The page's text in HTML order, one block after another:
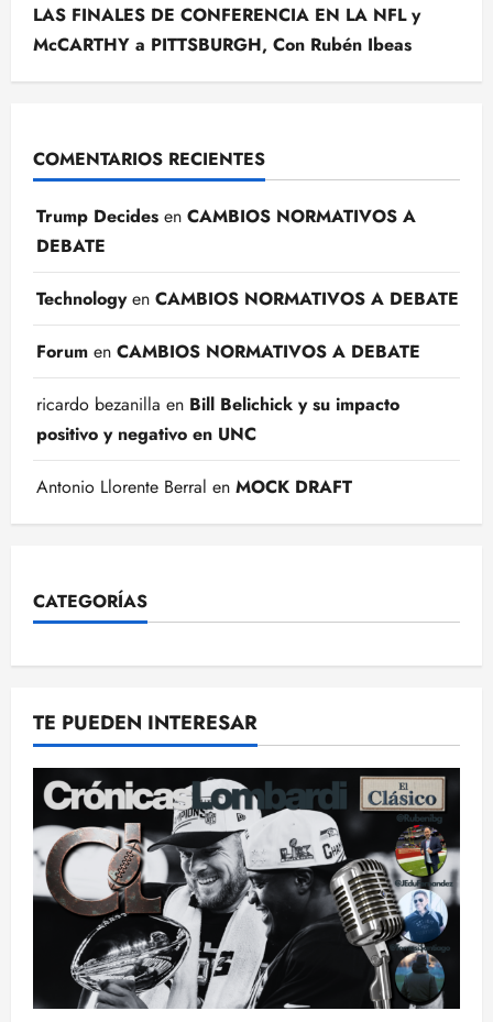
LAS FINALES DE CONFERENCIA EN LA NFL y
McCARTHY a PITTSBURGH, Con Rubén Ibeas
COMENTARIOS RECIENTES
Trump Decides en CAMBIOS NORMATIVOS A
DEBATE
Technologyen CAMBIOS NORMATIVOS A DEBATE
Forum en CAMBIOS NORMATIVOS A DEBATE
ricardo bezanilla en Bill Belichick y su impacto
positivo y negativo en UNC
Antonio Llorente Berral en MOCK DRAFT
CATEGORÍAS
TE PUEDEN INTERESAR